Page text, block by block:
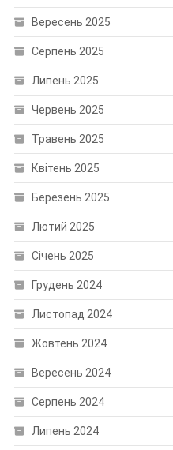
Вересень 2025
Серпень 2025
Липень 2025
Червень 2025
Травень 2025
Квітень 2025
Березень 2025
Лютий 2025
Січень 2025
Грудень 2024
Листопад 2024
Жовтень 2024
Вересень 2024
Серпень 2024
Липень 2024